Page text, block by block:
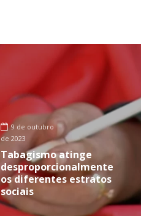
9 de outubro
de 2023
Tabagismo atinge
desproporcionalmente
os diferentes estratos
sociais